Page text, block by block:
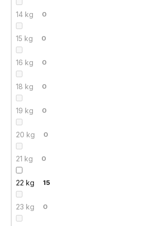
14 kg 0
15 kg 0
16 kg 0
18 kg 0
19 kg 0
20 kg 0
21 kg 0
22 kg 15
23 kg 0